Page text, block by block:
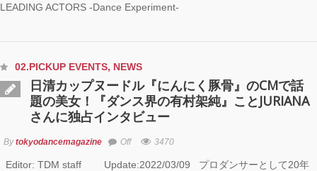
LEADING ACTORS -Dance Experiment-
02.PICKUP EVENTS, NEWS
日清カップヌードル『にんにく豚骨』のCMで話
題の美女！『ダンス界の有村架純』ことJURIANA
さんに独占インタビュー
Bytokyodancemagazine Off 3470
Editor: TDM staff Update:2022/03/09 プロダンサーとして20年